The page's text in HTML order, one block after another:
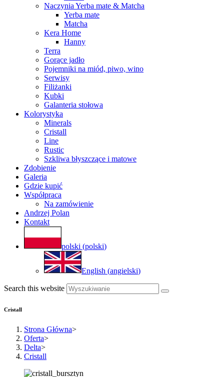
Naczynia Yerba mate & Matcha
Yerba mate
Matcha
Kera Home
Hanny
Terra
Gorące jadło
Pojemniki na miód, piwo, wino
Serwisy
Filiżanki
Kubki
Galanteria stołowa
Kolorystyka
Minerals
Cristall
Line
Rustic
Szkliwa błyszczące i matowe
Zdobienie
Galeria
Gdzie kupić
Współpraca
Na zamówienie
Andrzej Polan
Kontakt
polski (polski)
English (angielski)
Search this website
Cristall
Strona Główna>
Oferta>
Delta>
Cristall